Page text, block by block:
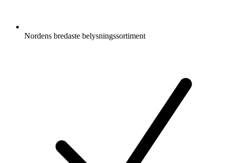
Nordens bredaste belysningssortiment